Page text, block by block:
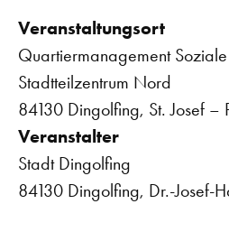
Veranstaltungsort
Quartiermanagement
Stadtteilzentrum Nord
84130 Dingolfing, St. Josef –
Veranstalter
Stadt Dingolfing
84130 Dingolfing, Dr.-Josef-